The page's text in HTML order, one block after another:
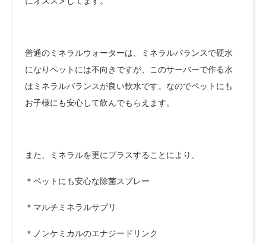
普通のミネラルウォーターは、ミネラルバランスで硬水
になりペットには不向きですが、このサーバーで作る水
はミネラルバランスが良い軟水です。なのでペットにも
お子様にも安心して飲んでもらえます。
また、ミネラルを更にプラスすることにより、
＊ペットにも安心な除菌スプレー
＊マルチミネラルサプリ
＊ノンケミカルのエナジードリンク